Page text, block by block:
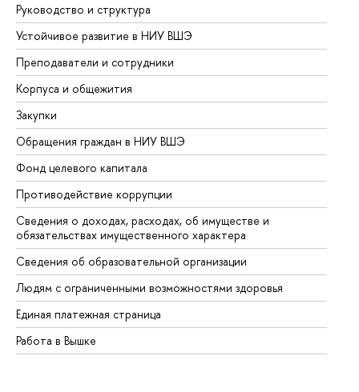
Руководство и структура
Устойчивое развитие в НИУ ВШЭ
Преподаватели и сотрудники
Корпуса и общежития
Закупки
Обращения граждан в НИУ ВШЭ
Фонд целевого капитала
Противодействие коррупции
Сведения о доходах, расходах, об имуществе и
обязательствах имущественного характера
Сведения об образовательной организации
Людям с ограниченными возможностями здоровья
Единая платежная страница
Работа в Вышке